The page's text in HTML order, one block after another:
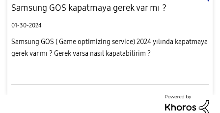
Samsung GOS kapatmaya gerek var mı ?
01-30-2024
Samsung GOS ( Game optimizing service) 2024 yılında kapatmaya
gerek var mı ? Gerek varsa nasıl kapatabilirim ?